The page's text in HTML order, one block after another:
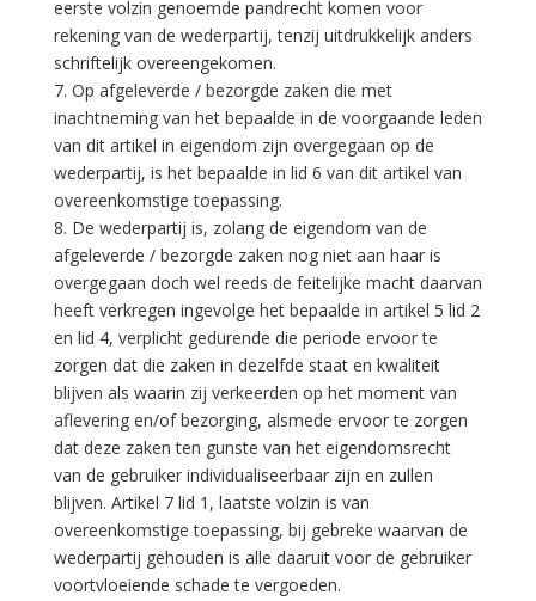
eerste volzin genoemde pandrecht komen voor
rekening van de wederpartij, tenzij uitdrukkelijk anders
schriftelijk overeengekomen.
7. Op afgeleverde / bezorgde zaken die met
inachtneming van het bepaalde in de voorgaande leden
van dit artikel in eigendom zijn overgegaan op de
wederpartij, is het bepaalde in lid 6 van dit artikel van
overeenkomstige toepassing.
8. De wederpartij is, zolang de eigendom van de
afgeleverde / bezorgde zaken nog niet aan haar is
overgegaan doch wel reeds de feitelijke macht daarvan
heeft verkregen ingevolge het bepaalde in artikel 5 lid 2
en lid 4, verplicht gedurende die periode ervoor te
zorgen dat die zaken in dezelfde staat en kwaliteit
blijven als waarin zij verkeerden op het moment van
aflevering en/of bezorging, alsmede ervoor te zorgen
dat deze zaken ten gunste van het eigendomsrecht
van de gebruiker individualiseerbaar zijn en zullen
blijven. Artikel 7 lid 1, laatste volzin is van
overeenkomstige toepassing, bij gebreke waarvan de
wederpartij gehouden is alle daaruit voor de gebruiker
voortvloeiende schade te vergoeden.